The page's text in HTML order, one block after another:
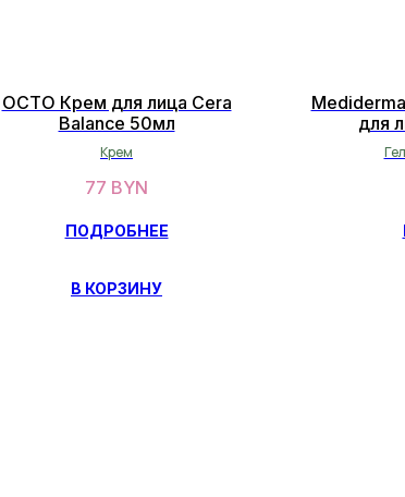
OCTO Крем для лица Cera
Balance 50мл
Крем
77 BYN
ПОДРОБНЕЕ
В КОРЗИНУ
для